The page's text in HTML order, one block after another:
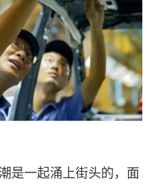
一起涌上街头的，面